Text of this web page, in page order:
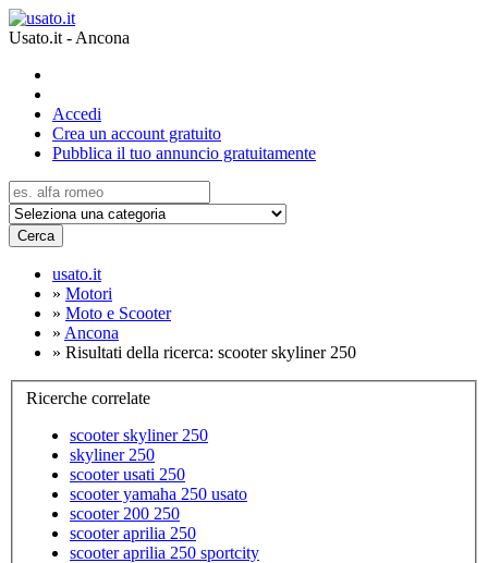
Usato.it - Ancona
Accedi
Crea un account gratuito
Pubblica il tuo annuncio gratuitamente
Cerca
usato.it
» Motori
» Moto e Scooter
» Ancona
» Risultati della ricerca: scooter skyliner 250
Ricerche correlate
scooter skyliner 250
skyliner 250
scooter usati 250
scooter yamaha 250 usato
scooter 200 250
scooter aprilia 250
scooter aprilia 250 sportcity